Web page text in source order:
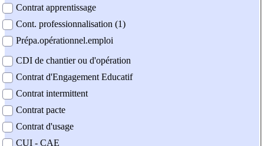
Contrat apprentissage
Cont. professionnalisation (1)
Prépa.opérationnel.emploi
CDI de chantier ou d'opération
Contrat d'Engagement Educatif
Contrat intermittent
Contrat pacte
Contrat d'usage
CUI - CAE